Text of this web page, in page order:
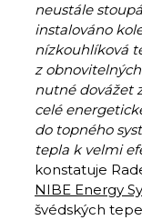
neustále
instalováno
nízkouhlíková
z
nutné dovážet
celé
do topného
tepla k velmi
konstatuje
NIBE Energy
švédských